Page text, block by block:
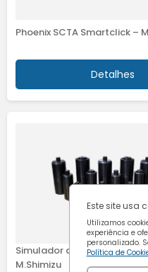
Este site usa
Utilizamos
experiência e
personalizado.
Política de
Phoenix SCTA Smartclick –
Detalhes
Simulador de Junta - Rígida
M.Shimizu